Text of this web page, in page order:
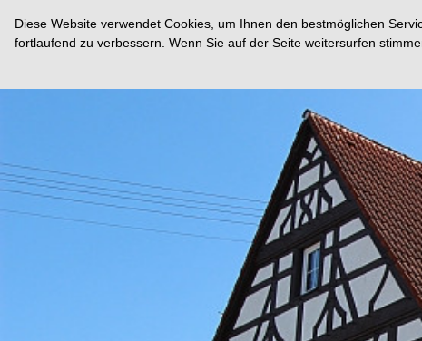
Diese Website verwendet Cookies, um Ihnen den bestmöglichen
fortlaufend zu verbessern. Wenn Sie auf der Seite weitersurfen